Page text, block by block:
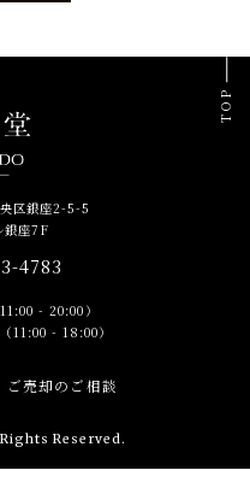
区銀座2-5-5
銀座7F
4783
- 20:00）
11:00 - 18:00）
ご売却のご相談
TOP
Reserved.